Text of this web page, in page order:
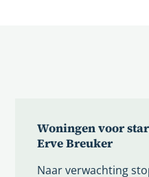
Woningen voor
Erve Breuker
Naar verwachting